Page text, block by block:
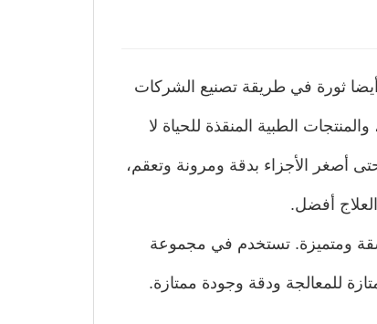
أيضا ثورة في طريقة تصنيع الشركات
الطبية المنقذة للحياة لا
أصغر الأجزاء بدقة ومرونة وتعقم،
أفضل.
ومتميزة. تستخدم في مجموعة
للمعالجة ودقة وجودة ممتازة.